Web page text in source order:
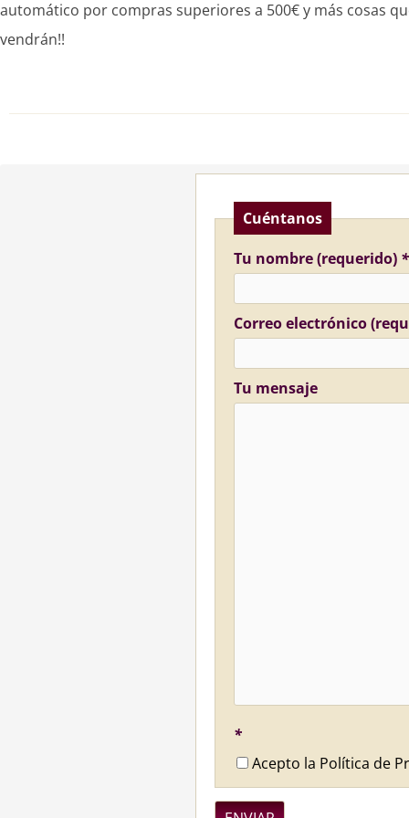
automático por compras superiores a 500€ y más cosas
vendrán!!
Cuéntanos
Tu nombre (requerido) *
Correo electrónico
Tu mensaje
*
Acepto la Política de